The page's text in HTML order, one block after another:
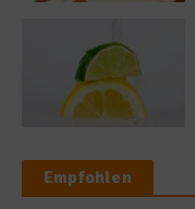
Empfohlen